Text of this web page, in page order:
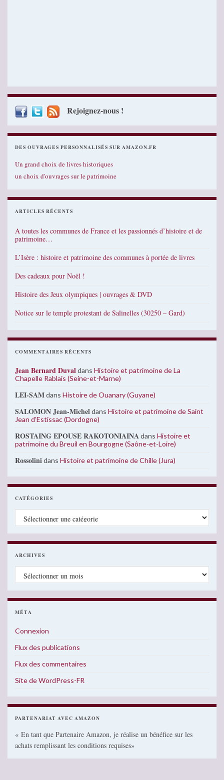
Rejoignez-nous !
DES OUVRAGES PERSONNALISÉS SUR AMAZON.FR
Un grand choix de livres historiques
un choix d'ouvrages sur le patrimoine
ARTICLES RÉCENTS
A toutes les communes de France et les passionnés d’histoire et de
patrimoine…
L’Isère : histoire et patrimoine des communes à portée de livres
Des cadeaux pour Noël !
Histoire des Jeux olympiques | ouvrages & DVD
Notice sur le temple protestant de Salinelles (30250 – Gard)
COMMENTAIRES RÉCENTS
Jean Bernard Duvaldans Histoire et patrimoine de La
Chapelle Rablais (Seine-et-Marne)
LEI-SAMdans Histoire de Ouanary (Guyane)
SALOMON Jean-Micheldans Histoire et patrimoine de Saint
Jean d’Estissac (Dordogne)
ROSTAING EPOUSE RAKOTONIAINAdans Histoire et
patrimoine du Breuil en Bourgogne (Saône-et-Loire)
Rossolinidans Histoire et patrimoine de Chille (Jura)
CATÉGORIES
Catégories
ARCHIVES
Archives
MÉTA
Connexion
Flux des publications
Flux des commentaires
Site de WordPress-FR
PARTENARIAT AVEC AMAZON
« En tant que Partenaire Amazon, je réalise un bénéfice sur les
achats remplissant les conditions requises»